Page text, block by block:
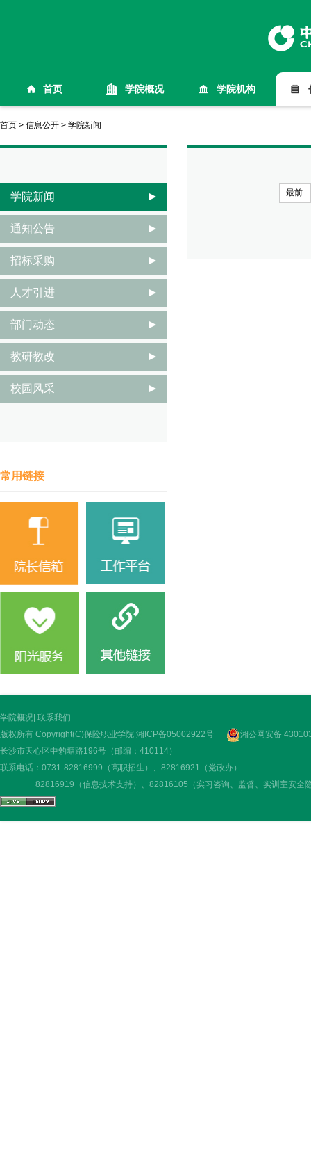
首页 学院概况 学院机构
首页 > 信息公开 > 学院新闻
最前
学院新闻
通知公告
招标采购
人才引进
部门动态
教研教改
校园风采
常用链接
学院概况 联系我们
版权所有 Copyright(C)保险职业学院 湘ICP备05002922号
湘公网安备
长沙市天心区中豹塘路196号（邮编：410114）
联系电话：0731-82816999（高职招生）、82816921（党政办）
82816919（信息技术支持）、82816105（实习咨询、监督、实训室安全